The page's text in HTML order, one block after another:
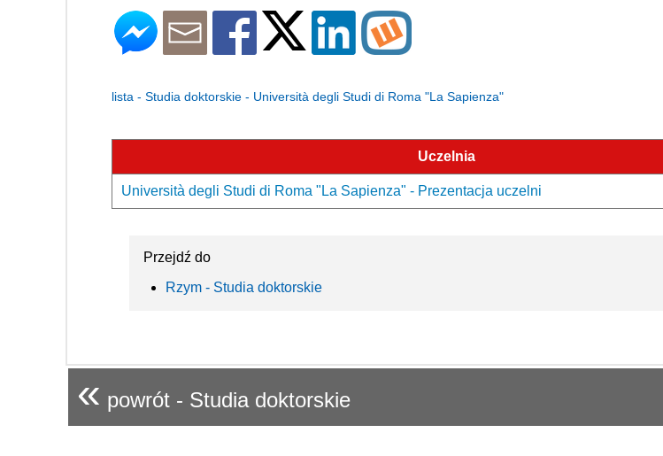
lista - Studia doktorskie - Università degli Studi di Roma "La Sapienza"
Uczelnia
Università degli Studi di Roma "La Sapienza" - Prezentacja uczelni
Przejdź do
Rzym - Studia doktorskie
« powrót - Studia doktorskie